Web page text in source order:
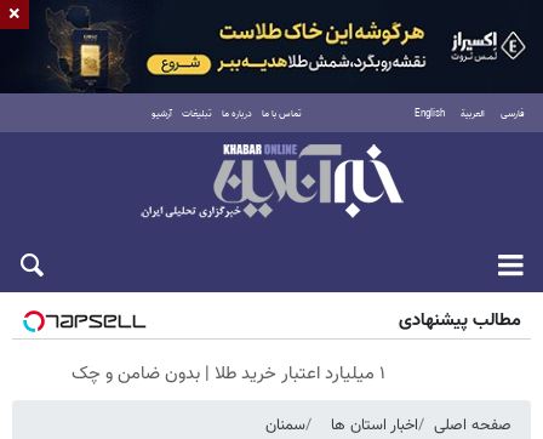
فارسی العربية English تماس با ما درباره ما تبلیغات آرشیو
جمعه ۱۶ مرداد ۱۴۰۵
مطالب پیشنهادی
۱ میلیارد اعتبار خرید طلا | بدون ضامن و چک
صفحه اصلی اخبار استان ها سمنان
×